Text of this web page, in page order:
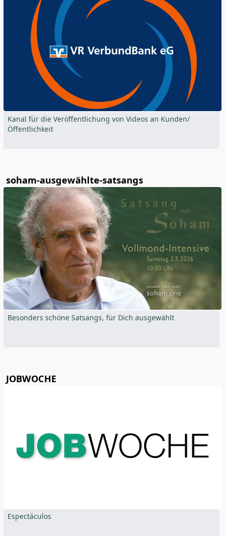
Kanal für die Veröffentlichung von Videos an Kunden/
Öffentlichkeit
soham-ausgewählte-satsangs
Besonders schöne Satsangs, für Dich ausgewählt
JOBWOCHE
Espectáculos